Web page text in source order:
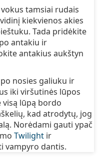
tamsiai rudais
kiekvienos akies
Tada pridėkite
antakiu ir
antakius aukštyn
nosies galiuku ir
iki viršutinės lūpos
lūpą bordo
kad atrodytų, jog
Norėdami gauti ypač
Twilightir
vampyro dantis.